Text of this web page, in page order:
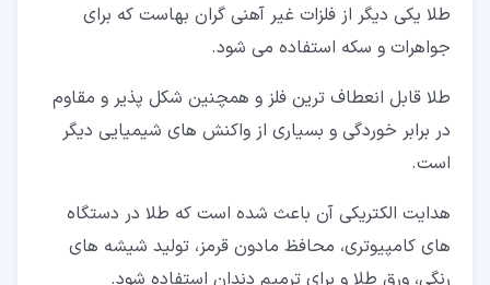
طلا یکی دیگر از فلزات غیر آهنی گران بهاست که برای
جواهرات و سکه استفاده می شود.
طلا قابل انعطاف ترین فلز و همچنین شکل پذیر و مقاوم
در برابر خوردگی و بسیاری از واکنش های شیمیایی دیگر
است.
هدایت الکتریکی آن باعث شده است که طلا در دستگاه
های کامپیوتری، محافظ مادون قرمز، تولید شیشه های
رنگی، ورق طلا و برای ترمیم دندان استفاده شود.